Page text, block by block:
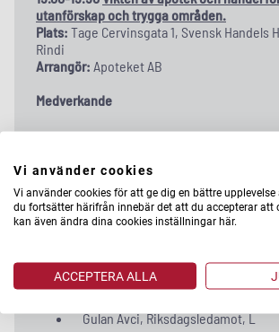
utanförskap och trygga områden.
Plats: Tage Cervinsgata 1, Svensk Handels
Rindi
Arrangör: Apoteket AB
Medverkande
Rasmus Nerman, vd, Apoteket
Romel Fares, Apotekschef
Hallunda, Apoteket
Evin Cetin, Jurist och grundare av
Carin Götblad, Polismästare, NOA
Sofia Larsen, vd, Svensk Handel
Gulan Avci, Riksdagsledamot, L
Vi använder cookies
Vi använder cookies för att ge dig en bättre upplevelse
du fortsätter härifrån innebär det att du accepterar att
kan även ändra dina cookies inställningar här.
ACCEPTERA ALLA